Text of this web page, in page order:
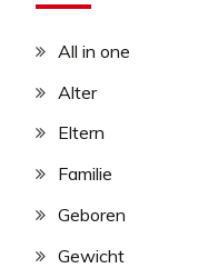
All in one
Alter
Eltern
Familie
Geboren
Gewicht